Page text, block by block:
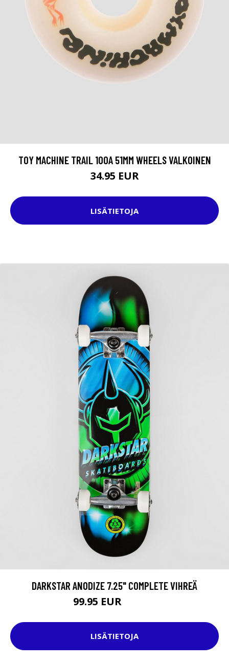
TOY MACHINE TRAIL 100A 51MM WHEELS VALKOINEN
34.95 EUR
LISÄTIETOJA
DARKSTAR ANODIZE 7.25" COMPLETE VIHREÄ
99.95 EUR
LISÄTIETOJA